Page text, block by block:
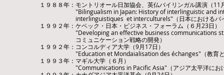
１９８８年：モントリオール日加協会、英仏バイリンガル講演（11
"Bilingualism in Japan: History of interlinguistic and
interlinguistiques et interculturels"（日本におけるバイリ
１９９２年：ケベック・日本・ビジネス・フォーラム（６月23日）
"Developing an effective business communications
コミュニケーション戦略の開発）
１９９２年：コンコルディア大学（9月17日）
"Education et Mondaialisation des échanges"（教育と交
１９９３年：マギル大学（６月）
"Communications in Pacific Asia"（アジア太平洋におけ